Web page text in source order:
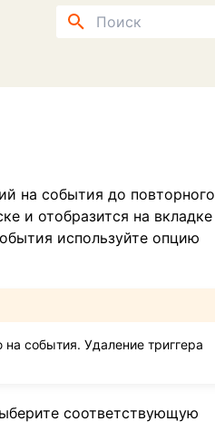
на события до повторного
и отобразится на вкладке
используйте опцию
события. Удаление триггера
соответствующую